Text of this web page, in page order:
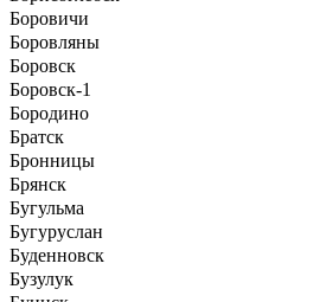
Боровичи
Боровляны
Боровск
Боровск-1
Бородино
Братск
Бронницы
Брянск
Бугульма
Бугуруслан
Буденновск
Бузулук